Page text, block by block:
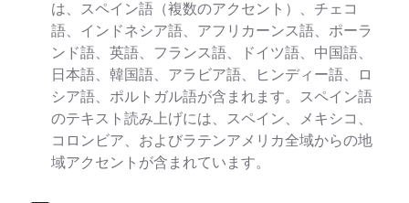
は、スペイン語（複数のアクセント）、チェコ
語、インドネシア語、アフリカーンス語、ポーラ
ンド語、英語、フランス語、ドイツ語、中国語、
日本語、韓国語、アラビア語、ヒンディー語、ロ
シア語、ポルトガル語が含まれます。スペイン語
のテキスト読み上げには、スペイン、メキシコ、
コロンビア、およびラテンアメリカ全域からの地
域アクセントが含まれています。